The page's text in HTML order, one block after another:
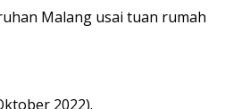
Malang usai tuan rumah
2022).